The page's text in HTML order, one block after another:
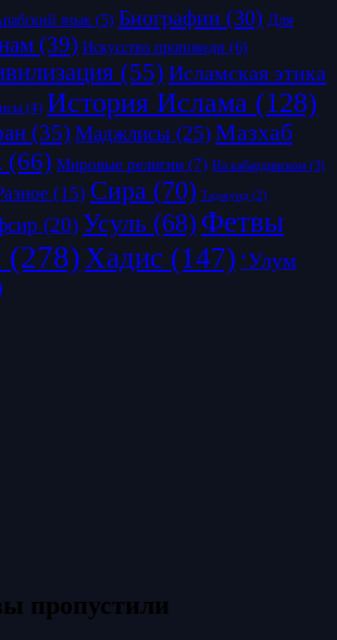
язык (5) Биографии (30) Для
(39) Искусство проповеди (6)
(55) Исламская этика
(4) История Ислама (128)
(35) Маджлисы (25)Мазхаб
(66) Мировые религии (7) На кабардинском (3)
(15) Сира (70) Таджуид (2)
(20)Усуль (68) Фетвы
(278)Хадис (147) ‘Улум
пропустили